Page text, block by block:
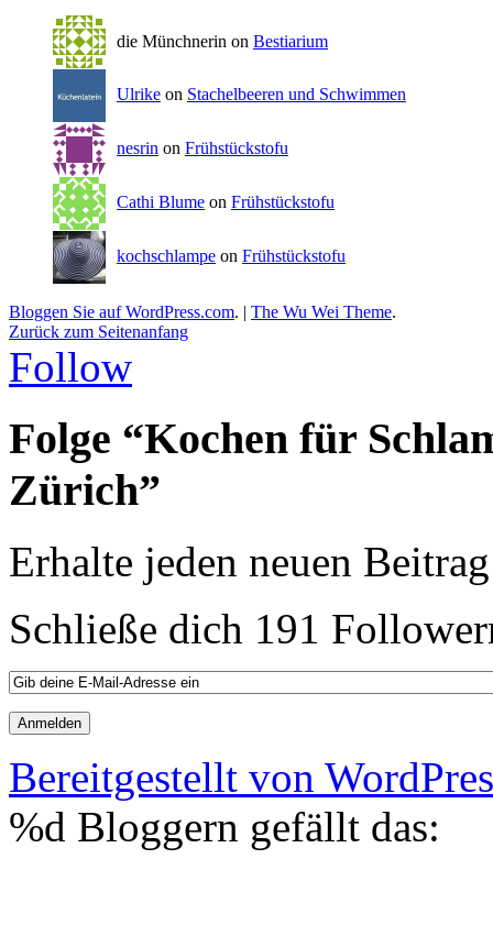
die Münchnerin on Bestiarium
Ulrike on Stachelbeeren und Schwimmen
nesrin on Frühstückstofu
Cathi Blume on Frühstückstofu
kochschlampe on Frühstückstofu
Bloggen Sie auf WordPress.com. | The Wu Wei Theme.
Zurück zum Seitenanfang
Follow
Folge “Kochen für
Zürich”
Erhalte jeden neuen
Schließe dich 191
Bereitgestellt von
%d Bloggern gefällt das: